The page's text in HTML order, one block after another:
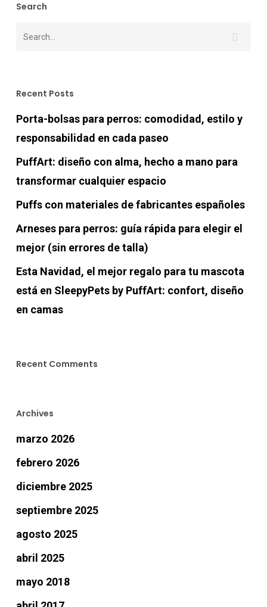
Search
Recent Posts
Porta-bolsas para perros: comodidad, estilo y
responsabilidad en cada paseo
PuffArt: diseño con alma, hecho a mano para
transformar cualquier espacio
Puffs con materiales de fabricantes españoles
Arneses para perros: guía rápida para elegir el
mejor (sin errores de talla)
Esta Navidad, el mejor regalo para tu mascota
está en SleepyPets by PuffArt: confort, diseño
en camas
Recent Comments
Archives
marzo 2026
febrero 2026
diciembre 2025
septiembre 2025
agosto 2025
abril 2025
mayo 2018